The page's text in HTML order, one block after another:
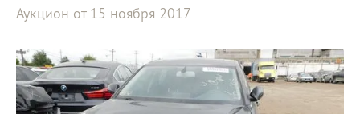
Аукцион от 15 ноября 2017